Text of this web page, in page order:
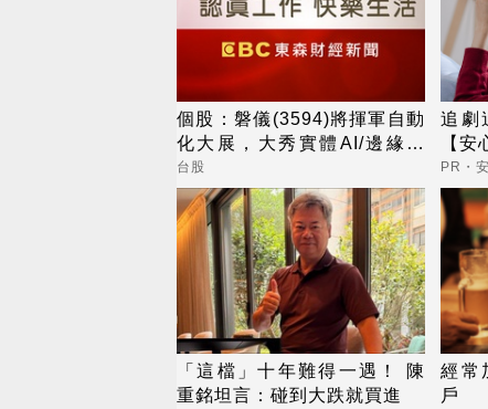
個股：磐儀(3594)將揮軍自動
化大展，大秀實體AI/邊緣運
算/機器人肌肉
台股
追劇
【安
PR・
「這檔」十年難得一遇！ 陳
重銘坦言：碰到大跌就買進
經常
戶